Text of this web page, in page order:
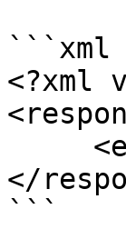
```xml
<?xml
</
```